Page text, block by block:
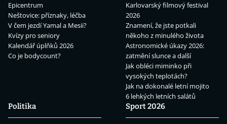
Epicentrum
Neštovice: příznaky, léčba
V čem jezdí Yamal a Mesii?
Kvízy pro seniory
Kalendář úplňků 2026
Co je bodycount?
Karlovarský filmový festival
2026
Znamení, že jste potkali
někoho z minulého života
Astronomické úkazy 2026:
zatmění slunce a další
Jak obléci miminko při
vysokých teplotách?
Jak na dokonalé letní mojito
6 lehkých letních salátů
Politika
Sport 2026